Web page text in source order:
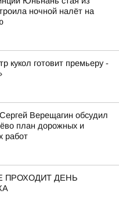
ночной налёт на
кукол готовит премьеру -
Верещагин обсудил
план дорожных и
работ
ПРОХОДИТ ДЕНЬ